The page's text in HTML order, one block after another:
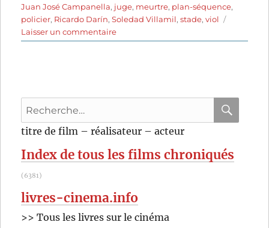
Juan José Campanella, juge, meurtre, plan-séquence,
policier, Ricardo Darín,Soledad Villamil,stade,viol
Laisser un commentairesur
Dans
Campanella
Recherche
pour
titre de film – réalisateur – acteur
Index de tous les films chroniqués
(6381)
livres-cinema.info
>> Tous les livres sur le cinéma